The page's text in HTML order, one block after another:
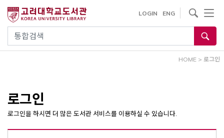
건
통합검색
LOGIN ENG
사이트내 검색
HOME > 로그인
로그인
로그인을 하시면 더 많은 도서관 서비스를 이용하실 수 있습니다.